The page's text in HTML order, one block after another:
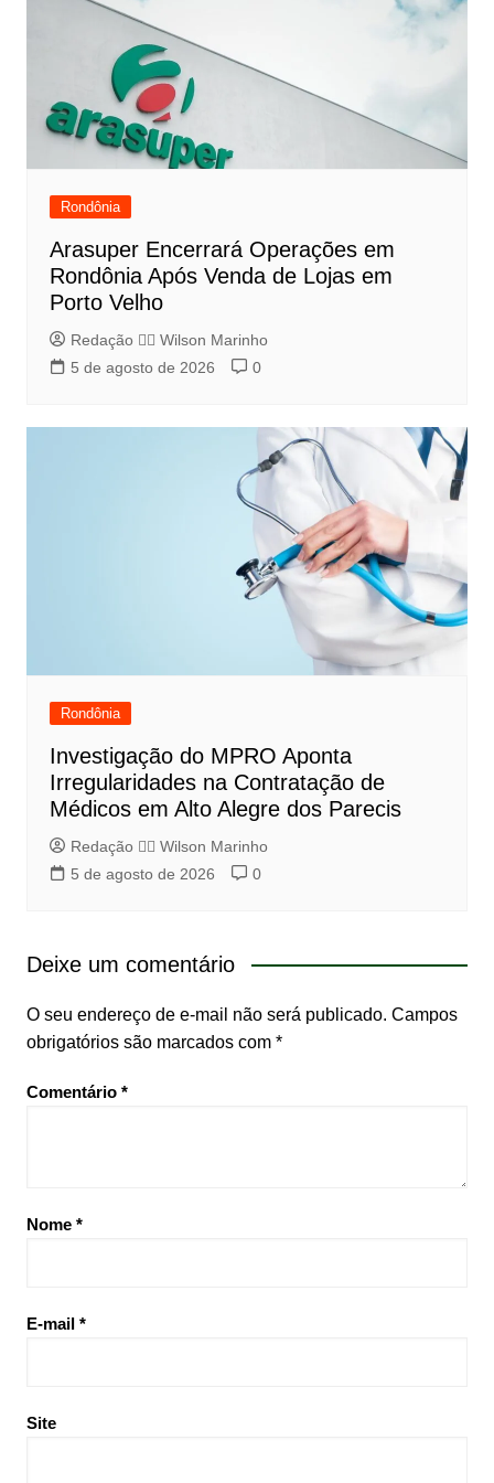
Rondônia
Arasuper Encerrará Operações em
Rondônia Após Venda de Lojas em
Porto Velho
Redação 👨‍⚖️​ Wilson Marinho
5 de agosto de 2026
0
Rondônia
Investigação do MPRO Aponta
Irregularidades na Contratação de
Médicos em Alto Alegre dos Parecis
Redação 👨‍⚖️​ Wilson Marinho
5 de agosto de 2026
0
Deixe um comentário
O seu endereço de e-mail não será publicado. Campos
obrigatórios são marcados com *
Comentário *
Nome *
E-mail *
Site